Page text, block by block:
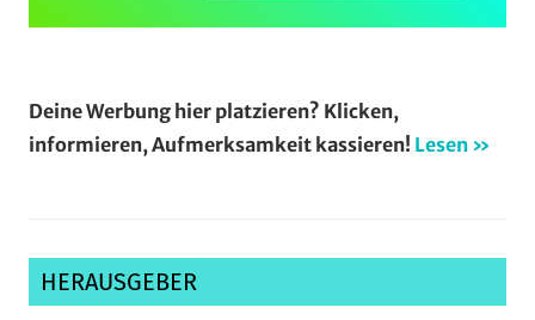
Deine Werbung hier platzieren? Klicken,
informieren, Aufmerksamkeit kassieren! Lesen »
HERAUSGEBER